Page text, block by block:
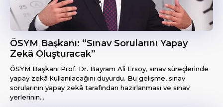
ÖSYM Başkanı: “Sınav Sorularını Yapay
Zekâ Oluşturacak”
ÖSYM Başkanı Prof. Dr. Bayram Ali Ersoy, sınav süreçlerinde
yapay zekâ kullanılacağını duyurdu. Bu gelişme, sınav
sorularının yapay zekâ tarafından hazırlanması ve sınav
yerlerinin...